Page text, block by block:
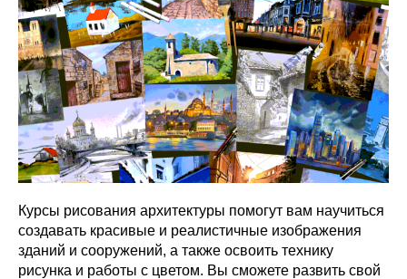
Курсы рисования архитектуры помогут вам научиться
создавать красивые и реалистичные изображения
зданий и сооружений, а также освоить технику
рисунка и работы с цветом. Вы сможете развить свой